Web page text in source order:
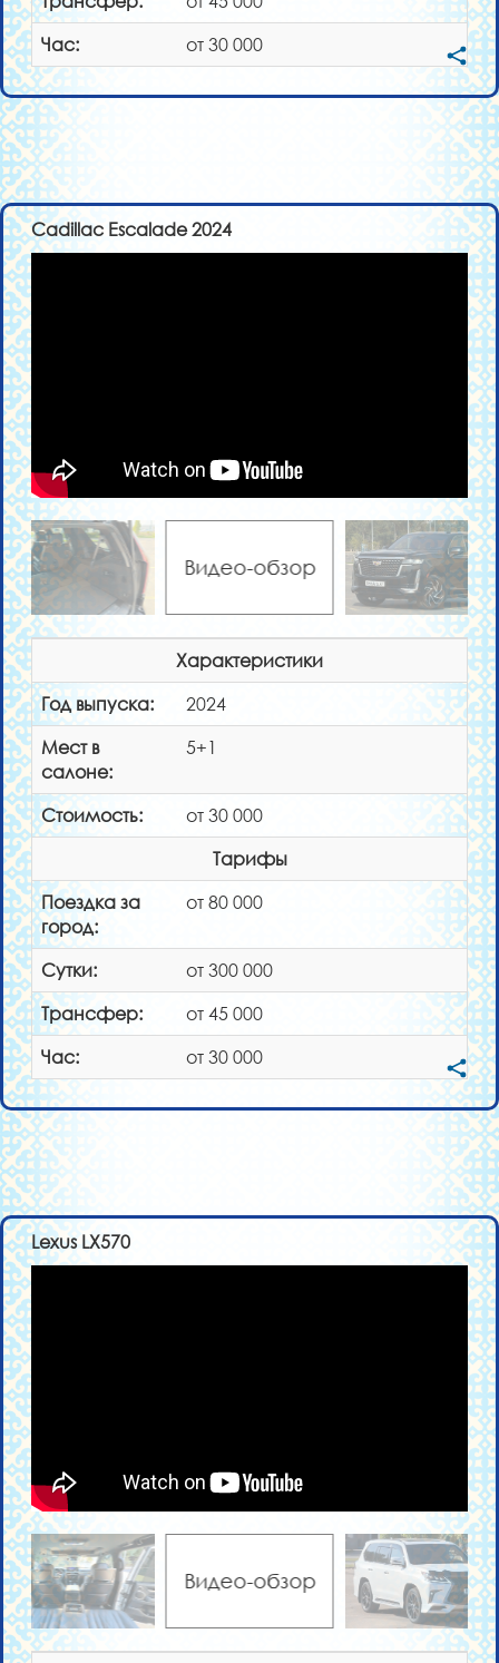
Час:
от 30 000
Cadillac Escalade 2024
Видео-обзор
Характеристики
Год выпуска:
2024
Мест в
салоне:
5+1
Стоимость:
от 30 000
Тарифы
Поездка за
город:
от 80 000
Сутки:
от 300 000
Трансфер:
от 45 000
Час:
от 30 000
Lexus LX570
Видео-обзор